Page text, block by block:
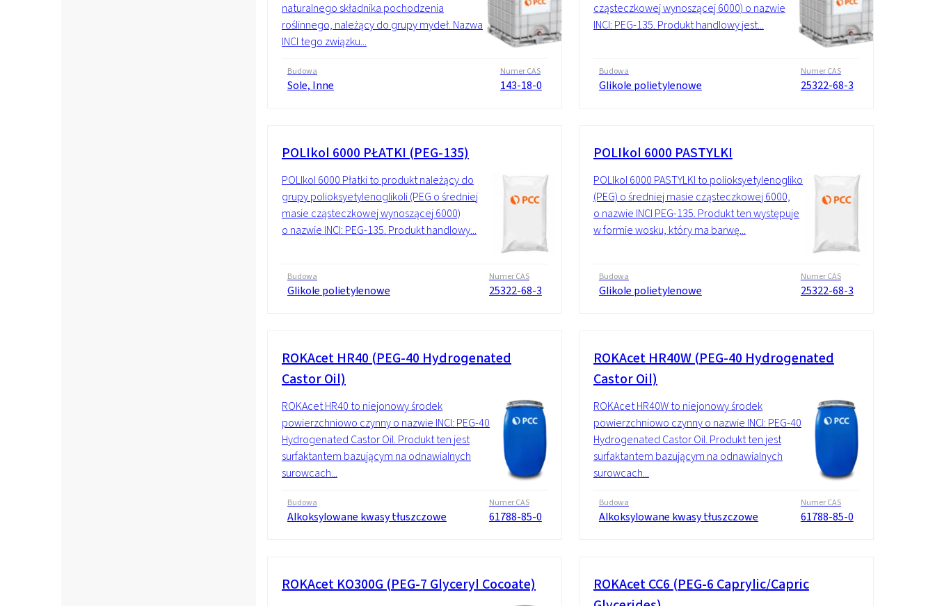
naturalnego składnika pochodzenia
roślinnego, należący do grupy mydeł. Nazwa
INCI tego związku...
Budowa
Sole, Inne
Numer CAS
143-18-0
cząsteczkowej wynoszącej 6000) o nazwie
INCI: PEG-135. Produkt handlowy jest...
Budowa
Glikole polietylenowe
Numer CAS
25322-68-3
POLIkol 6000 PŁATKI (PEG-135)
POLIkol 6000 Płatki to produkt należący do
grupy polioksyetylenoglikoli (PEG o średniej
masie cząsteczkowej wynoszącej 6000)
o nazwie INCI: PEG-135. Produkt handlowy...
Budowa
Glikole polietylenowe
Numer CAS
25322-68-3
POLIkol 6000 PASTYLKI
POLIkol 6000 PASTYLKI to polioksyetylenoglikol
(PEG) o średniej masie cząsteczkowej 6000,
o nazwie INCI PEG-135. Produkt ten występuje
w formie wosku, który ma barwę...
Budowa
Glikole polietylenowe
Numer CAS
25322-68-3
ROKAcet HR40 (PEG-40 Hydrogenated
Castor Oil)
ROKAcet HR40 to niejonowy środek
powierzchniowo czynny o nazwie INCI: PEG-40
Hydrogenated Castor Oil. Produkt ten jest
surfaktantem bazującym na odnawialnych
surowcach...
Budowa
Alkoksylowane kwasy tłuszczowe
Numer CAS
61788-85-0
ROKAcet HR40W (PEG-40 Hydrogenated
Castor Oil)
ROKAcet HR40W to niejonowy środek
powierzchniowo czynny o nazwie INCI: PEG-40
Hydrogenated Castor Oil. Produkt ten jest
surfaktantem bazującym na odnawialnych
surowcach...
Budowa
Alkoksylowane kwasy tłuszczowe
Numer CAS
61788-85-0
ROKAcet KO300G (PEG-7 Glyceryl Cocoate)
ROKAcet CC6 (PEG-6 Caprylic/Capric